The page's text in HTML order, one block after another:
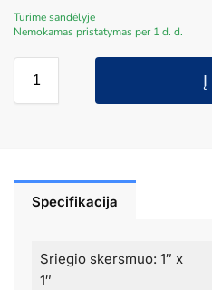
Turime sandėlyje
Nemokamas pristatymas per 1 d. d.
Į
Specifikacija
Sriegio skersmuo: 1″ x
1″